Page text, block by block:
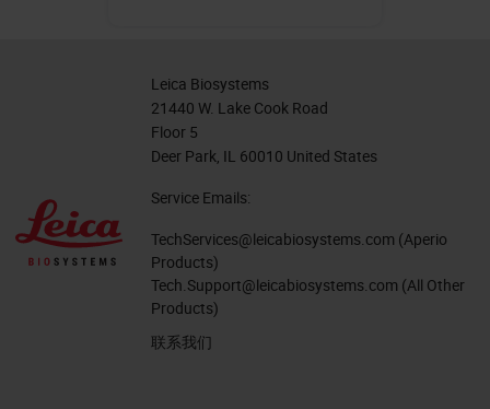
Leica Biosystems
21440 W. Lake Cook Road
Floor 5
Deer Park, IL 60010 United States
Service Emails:
TechServices@leicabiosystems.com (Aperio
Products)
Tech.Support@leicabiosystems.com (All Other
Products)
联系我们